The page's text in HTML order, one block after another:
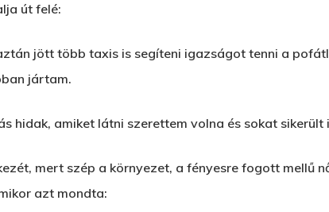
út felé:
jött több taxis is segíteni igazságot tenni a
jártam.
hidak, amiket látni szerettem volna és sokat sikerült
mert szép a környezet, a fényesre fogott mellű
azt mondta: